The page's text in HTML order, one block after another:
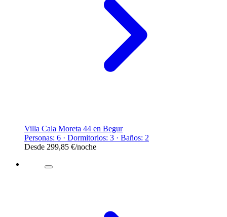
Villa Cala Moreta 44 en Begur
Personas: 6 · Dormitorios: 3 · Baños: 2
Desde 299,85 €/noche